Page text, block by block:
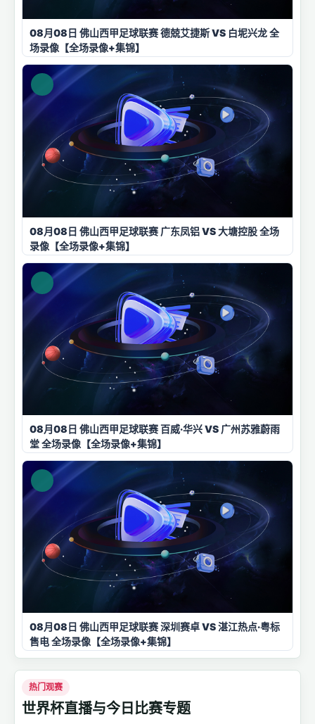
08月08日 佛山西甲足球联赛 德兢艾捷斯 VS 白坭兴龙 全
场录像【全场录像+集锦】
08月08日 佛山西甲足球联赛 广东凤铝 VS 大塘控股 全场
录像【全场录像+集锦】
08月08日 佛山西甲足球联赛 百威·华兴 VS 广州苏雅蔚雨
堂 全场录像【全场录像+集锦】
08月08日 佛山西甲足球联赛 深圳赛卓 VS 湛江热点·粤标
售电 全场录像【全场录像+集锦】
热门观赛
世界杯直播与今日比赛专题